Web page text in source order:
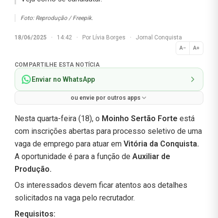
Foto: Reprodução / Freepik.
18/06/2025 · 14:42 · Por Lívia Borges · Jornal Conquista
A− A+
Normal
COMPARTILHE ESTA NOTÍCIA
Enviar no WhatsApp
ou envie por outros apps
Nesta quarta-feira (18), o Moinho Sertão Forte está
com inscrições abertas para processo seletivo de uma
vaga de emprego para atuar em Vitória da Conquista.
A oportunidade é para a função de Auxiliar de
Produção.
Os interessados devem ficar atentos aos detalhes
solicitados na vaga pelo recrutador.
Requisitos: